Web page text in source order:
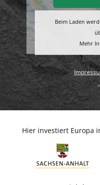
Beim Laden
Mehr
Hier investiert Europa